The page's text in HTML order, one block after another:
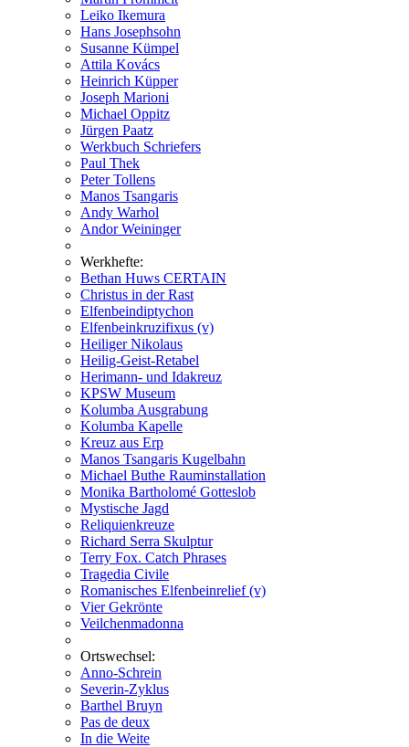
Leiko Ikemura
Hans Josephsohn
Susanne Kümpel
Attila Kovács
Heinrich Küpper
Joseph Marioni
Michael Oppitz
Jürgen Paatz
Werkbuch Schriefers
Paul Thek
Peter Tollens
Manos Tsangaris
Andy Warhol
Andor Weininger
Werkhefte:
Bethan Huws CERTAIN
Christus in der Rast
Elfenbeindiptychon
Elfenbeinkruzifixus (v)
Heiliger Nikolaus
Heilig-Geist-Retabel
Herimann- und Idakreuz
KPSW Museum
Kolumba Ausgrabung
Kolumba Kapelle
Kreuz aus Erp
Manos Tsangaris Kugelbahn
Michael Buthe Rauminstallation
Monika Bartholomé Gotteslob
Mystische Jagd
Reliquienkreuze
Richard Serra Skulptur
Terry Fox. Catch Phrases
Tragedia Civile
Romanisches Elfenbeinrelief (v)
Vier Gekrönte
Veilchenmadonna
Ortswechsel:
Anno-Schrein
Severin-Zyklus
Barthel Bruyn
Pas de deux
In die Weite